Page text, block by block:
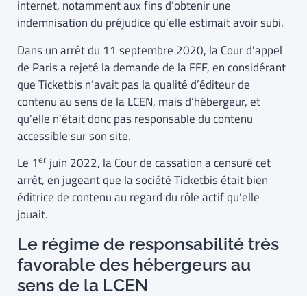
internet, notamment aux fins d’obtenir une
indemnisation du préjudice qu’elle estimait avoir subi.
Dans un arrêt du 11 septembre 2020, la Cour d’appel
de Paris a rejeté la demande de la FFF, en considérant
que Ticketbis n’avait pas la qualité d’éditeur de
contenu au sens de la LCEN, mais d’hébergeur, et
qu’elle n’était donc pas responsable du contenu
accessible sur son site.
Le 1er juin 2022, la Cour de cassation a censuré cet
arrêt, en jugeant que la société Ticketbis était bien
éditrice de contenu au regard du rôle actif qu’elle
jouait.
Le régime de responsabilité très
favorable des hébergeurs au
sens de la LCEN